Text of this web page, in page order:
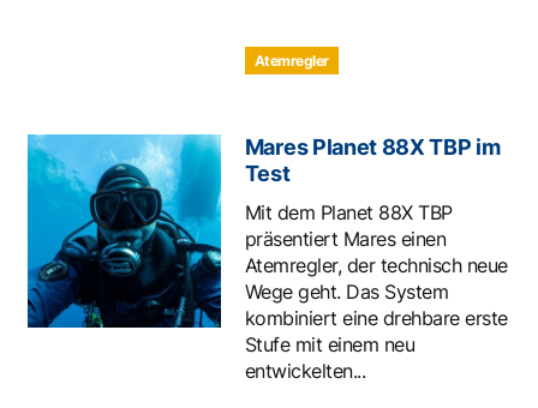
Atemregler
Mares Planet 88X TBP im
Test
Mit dem Planet 88X TBP
präsentiert Mares einen
Atemregler, der technisch neue
Wege geht. Das System
kombiniert eine drehbare erste
Stufe mit einem neu
entwickelten...